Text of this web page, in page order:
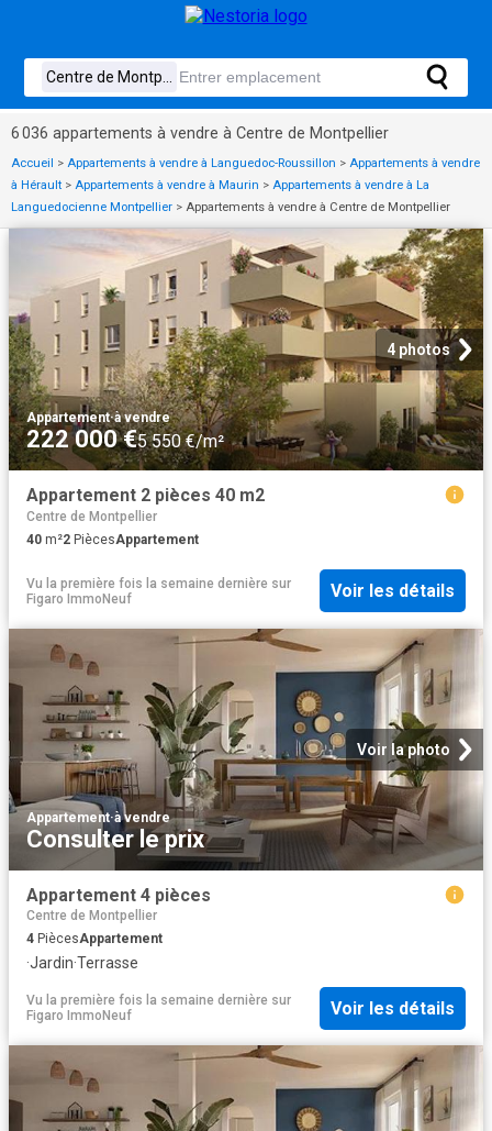
6 036 appartements à vendre à Centre de Montpellier
Accueil > Appartements à vendre à Languedoc-Roussillon > Appartements à vendre
à Hérault > Appartements à vendre à Maurin > Appartements à vendre à La
Languedocienne Montpellier > Appartements à vendre à Centre de Montpellier
4 photos
Appartement·à vendre
222 000 €5 550 €/m²
Appartement 2 pièces 40 m2
Centre de Montpellier
40 m²2 PiècesAppartement
Vu la première fois la semaine dernière sur
Figaro ImmoNeuf
Voir les détails
Voir la photo
Appartement·à vendre
Consulter le prix
Appartement 4 pièces
Centre de Montpellier
4 PiècesAppartement
·Jardin·Terrasse
Vu la première fois la semaine dernière sur
Figaro ImmoNeuf
Voir les détails